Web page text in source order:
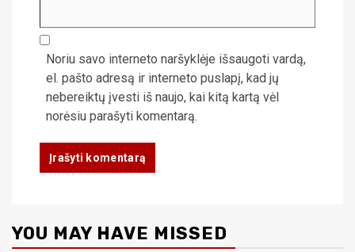
Noriu savo interneto naršyklėje išsaugoti vardą,
el. pašto adresą ir interneto puslapį, kad jų
nebereiktų įvesti iš naujo, kai kitą kartą vėl
norėsiu parašyti komentarą.
YOU MAY HAVE MISSED